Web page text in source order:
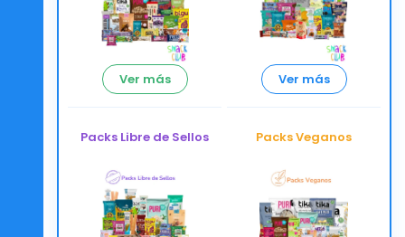
Ver más Ver más
Packs Libre de Sellos Packs Veganos